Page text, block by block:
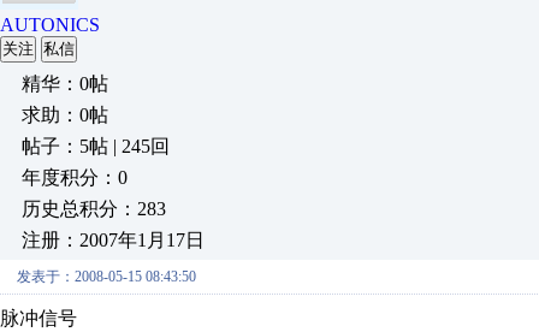
AUTONICS
关注 私信
精华：0帖
求助：0帖
帖子：5帖 | 245回
年度积分：0
历史总积分：283
注册：2007年1月17日
发表于：2008-05-15 08:43:50
脉冲信号